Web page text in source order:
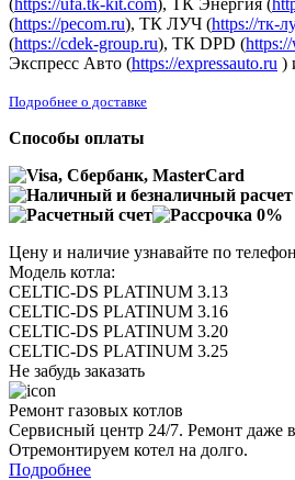
(https://pecom.ru), ТК ЛУЧ (https://тк-
(https://cdek-group.ru), ТК DPD (
Экспресс Авто (https://expressauto.ru )
Подробнее о доставке
Способы оплаты
Цену и наличие узнавайте по
Модель котла:
CELTIC-DS PLATINUM 3.13
CELTIC-DS PLATINUM 3.16
CELTIC-DS PLATINUM 3.20
CELTIC-DS PLATINUM 3.25
Не забудь заказать
Ремонт газовых котлов
Сервисный центр 24/7. Ремонт даже
Отремонтируем котел на долго.
Подробнее